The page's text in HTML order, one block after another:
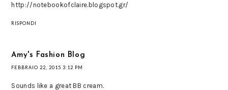
http://notebookofclaire.blogspot.gr/
RISPONDI
Amy's Fashion Blog
FEBBRAIO 22, 2015 3:12 PM
Sounds like a great BB cream.